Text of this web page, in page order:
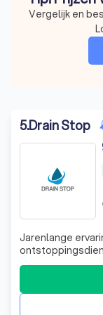
Vergelijk en
5.Drain Stop
Jarenlange
altijd een
ontstoppen uw
doucheputje,